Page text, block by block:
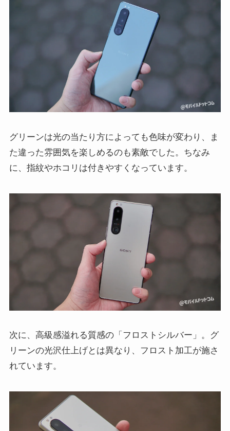
グリーンは光の当たり方によっても色味が変わり、ま
た違った雰囲気を楽しめるのも素敵でした。ちなみ
に、指紋やホコリは付きやすくなっています。
次に、高級感溢れる質感の「フロストシルバー」。グ
リーンの光沢仕上げとは異なり、フロスト加工が施さ
れています。